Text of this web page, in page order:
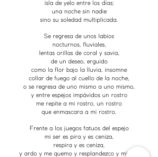
isla de yelo entre los días;
una noche sin nadie
sino su soledad multiplicada.
Se regresa de unos labios
nocturnos, fluviales,
lentas orillas de coral y savia,
de un deseo, erguido
como la flor bajo la lluvia, insomne
collar de fuego al cuello de la noche,
o se regresa de uno mismo a uno mismo,
y entre espejos impávidos un rostro
me repite a mi rostro, un rostro
que enmascara a mi rostro.
Frente a los juegos fatuos del espejo
mi ser es pira y es ceniza,
respira y es ceniza,
y ardo y me quemo y resplandezco y miento